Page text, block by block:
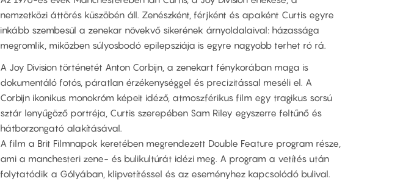
nemzetközi áttörés küszöbén áll. Zenészként, férjként és apaként Curtis egyre
inkább szembesül a zenekar növekvő sikerének árnyoldalaival: házassága
megromlik, miközben súlyosbodó epilepsziája is egyre nagyobb terhet ró rá.
A Joy Division történetét Anton Corbijn, a zenekart fénykorában maga is
dokumentáló fotós, páratlan érzékenységgel és precizitással meséli el. A
Corbijn ikonikus monokróm képeit idéző, atmoszférikus film egy tragikus sorsú
sztár lenyűgöző portréja, Curtis szerepében Sam Riley egyszerre feltűnő és
hátborzongató alakításával.
A film a Brit Filmnapok keretében megrendezett Double Feature program része,
ami a manchesteri zene- és bulikultúrát idézi meg. A program a vetítés után
folytatódik a Gólyában, klipvetítéssel és az eseményhez kapcsolódó bulival.